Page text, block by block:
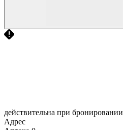
действительна при бронировании
Адрес